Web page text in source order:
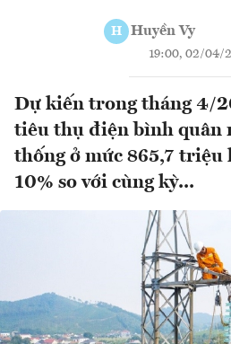
H Huyền Vy
19:00, 02/04/
Dự kiến trong tháng 4/
tiêu thụ điện bình quân
thống ở mức 865,7 triệu
10% so với cùng kỳ...